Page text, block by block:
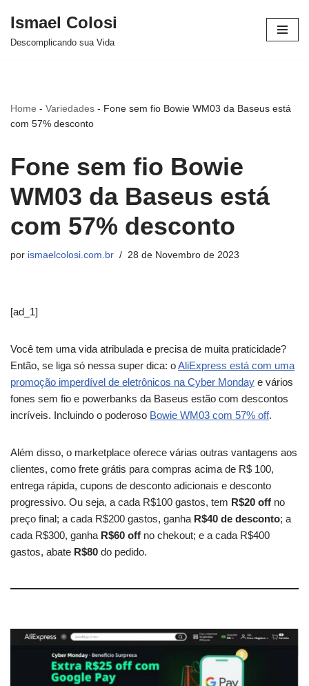
Avançar
Ismael Colosi
Descomplicando sua Vida
Home - Variedades - Fone sem fio Bowie WM03 da Baseus está
com 57% desconto
Fone sem fio Bowie
WM03 da Baseus está
com 57% desconto
por ismaelcolosi.com.br 28 de Novembro de 2023
[ad_1]
Você tem uma vida atribulada e precisa de muita praticidade?
Então, se liga só nessa super dica: oAliExpress está com uma
promoção imperdível de eletrônicos na Cyber Monday e vários
fones sem fio e powerbanks da Baseus estão com descontos
incríveis. Incluindo o poderoso Bowie WM03 com 57% off.
Além disso, o marketplace oferece várias outras vantagens aos
clientes, como frete grátis para compras acima de R$ 100,
entrega rápida, cupons de desconto adicionais e desconto
progressivo. Ou seja, a cada R$100 gastos, tem R$20 off no
preço final; a cada R$200 gastos, ganha R$40 de desconto; a
cada R$300, ganha R$60 off no chekout; e a cada R$400
gastos, abate R$80 do pedido.